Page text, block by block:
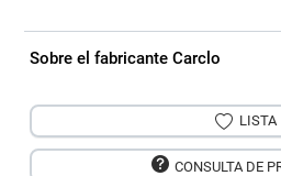
Sobre el fabricante Carclo
LISTA
CONSULTA DE